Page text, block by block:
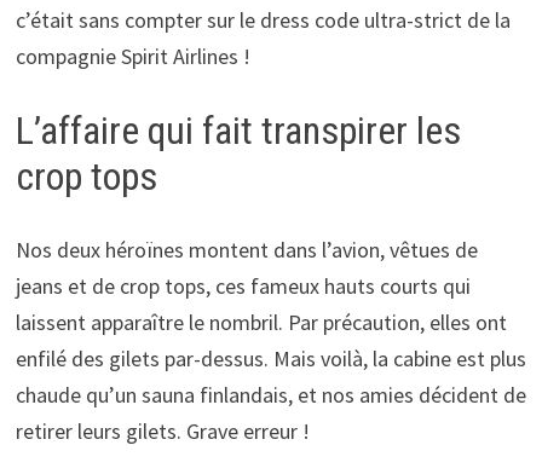
c’était sans compter sur le dress code ultra-strict de la
compagnie Spirit Airlines !
L’affaire qui fait transpirer les
crop tops
Nos deux héroïnes montent dans l’avion, vêtues de
jeans et de crop tops, ces fameux hauts courts qui
laissent apparaître le nombril. Par précaution, elles ont
enfilé des gilets par-dessus. Mais voilà, la cabine est plus
chaude qu’un sauna finlandais, et nos amies décident de
retirer leurs gilets. Grave erreur !